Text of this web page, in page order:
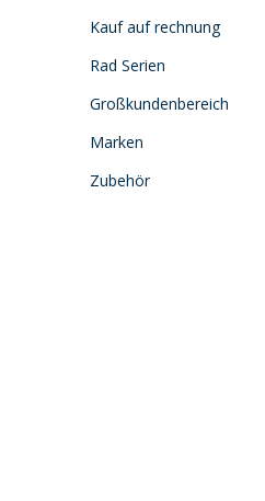
Kauf auf rechnung
Rad Serien
Großkundenbereich
Marken
Zubehör